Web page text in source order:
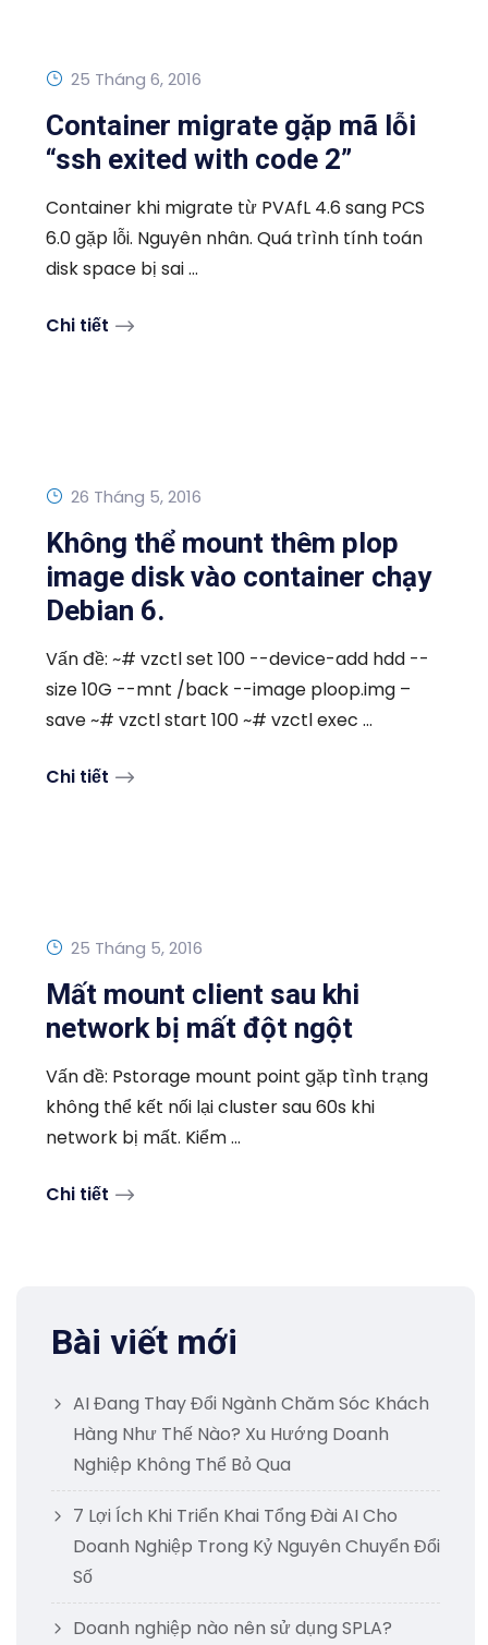
25 Tháng 6, 2016
Container migrate gặp mã lỗi
“ssh exited with code 2”
Container khi migrate từ PVAfL 4.6 sang PCS
6.0 gặp lỗi. Nguyên nhân. Quá trình tính toán
disk space bị sai ...
Chi tiết
26 Tháng 5, 2016
Không thể mount thêm plop
image disk vào container chạy
Debian 6.
Vấn đề: ~# vzctl set 100 --device-add hdd --
size 10G --mnt /back --image ploop.img –
save ~# vzctl start 100 ~# vzctl exec ...
Chi tiết
25 Tháng 5, 2016
Mất mount client sau khi
network bị mất đột ngột
Vấn đề: Pstorage mount point gặp tình trạng
không thể kết nối lại cluster sau 60s khi
network bị mất. Kiểm ...
Chi tiết
Bài viết mới
AI Đang Thay Đổi Ngành Chăm Sóc Khách
Hàng Như Thế Nào? Xu Hướng Doanh
Nghiệp Không Thể Bỏ Qua
7 Lợi Ích Khi Triển Khai Tổng Đài AI Cho
Doanh Nghiệp Trong Kỷ Nguyên Chuyển Đổi
Số
Doanh nghiệp nào nên sử dụng SPLA?